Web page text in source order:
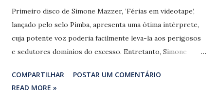
Primeiro disco de Simone Mazzer, ‘Férias em videotape’,
lançado pelo selo Pimba, apresenta uma ótima intérprete,
cuja potente voz poderia facilmente leva-la aos perigosos
e sedutores domínios do excesso. Entretanto, Simone
Acompanhada pelo trio formado por Marco Antônio Scolari
(piano, teclados, acordeão, vocais, arranjos e direção
COMPARTILHAR
POSTAR UM COMENTÁRIO
READ MORE »